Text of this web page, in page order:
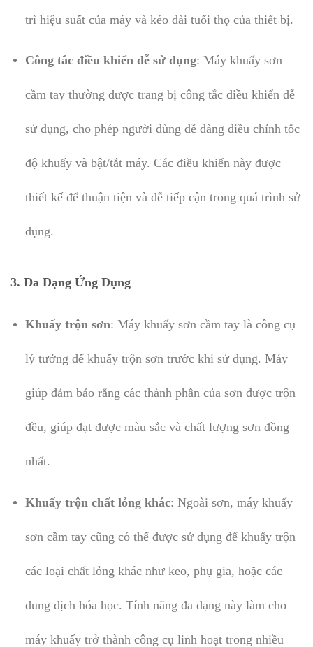
trì hiệu suất của máy và kéo dài tuổi thọ của thiết bị.
Công tắc điều khiển dễ sử dụng: Máy khuấy sơn
cầm tay thường được trang bị công tắc điều khiển dễ
sử dụng, cho phép người dùng dễ dàng điều chỉnh tốc
độ khuấy và bật/tắt máy. Các điều khiển này được
thiết kế để thuận tiện và dễ tiếp cận trong quá trình sử
dụng.
3. Đa Dạng Ứng Dụng
Khuấy trộn sơn: Máy khuấy sơn cầm tay là công cụ
lý tưởng để khuấy trộn sơn trước khi sử dụng. Máy
giúp đảm bảo rằng các thành phần của sơn được trộn
đều, giúp đạt được màu sắc và chất lượng sơn đồng
nhất.
Khuấy trộn chất lỏng khác: Ngoài sơn, máy khuấy
sơn cầm tay cũng có thể được sử dụng để khuấy trộn
các loại chất lỏng khác như keo, phụ gia, hoặc các
dung dịch hóa học. Tính năng đa dạng này làm cho
máy khuấy trở thành công cụ linh hoạt trong nhiều